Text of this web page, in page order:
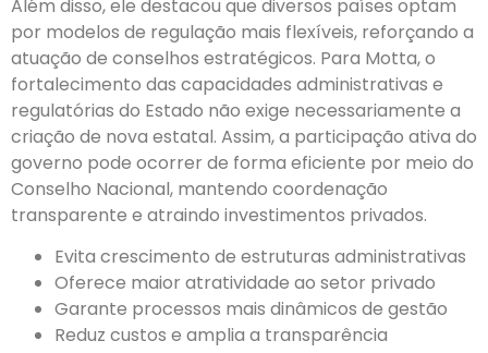
Além disso, ele destacou que diversos países optam
por modelos de regulação mais flexíveis, reforçando a
atuação de conselhos estratégicos. Para Motta, o
fortalecimento das capacidades administrativas e
regulatórias do Estado não exige necessariamente a
criação de nova estatal. Assim, a participação ativa do
governo pode ocorrer de forma eficiente por meio do
Conselho Nacional, mantendo coordenação
transparente e atraindo investimentos privados.
Evita crescimento de estruturas administrativas
Oferece maior atratividade ao setor privado
Garante processos mais dinâmicos de gestão
Reduz custos e amplia a transparência